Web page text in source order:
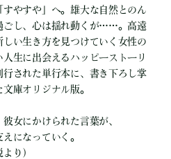
やすや」へ。雄大な自然とのん
ごし、心は揺れ動くが……。高遠
しい生き方を見つけていく女性の
生に出会えるハッピーストーリ
された単行本に、書き下ろし掌
庫オリジナル版。
女にかけられた言葉が、
になっていく。
り）